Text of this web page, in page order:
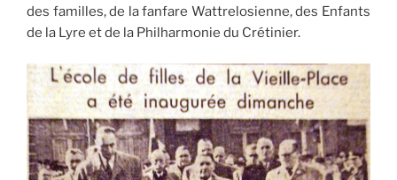
des familles, de la fanfare Wattrelosienne, des Enfants
de la Lyre et de la Philharmonie du Crétinier.